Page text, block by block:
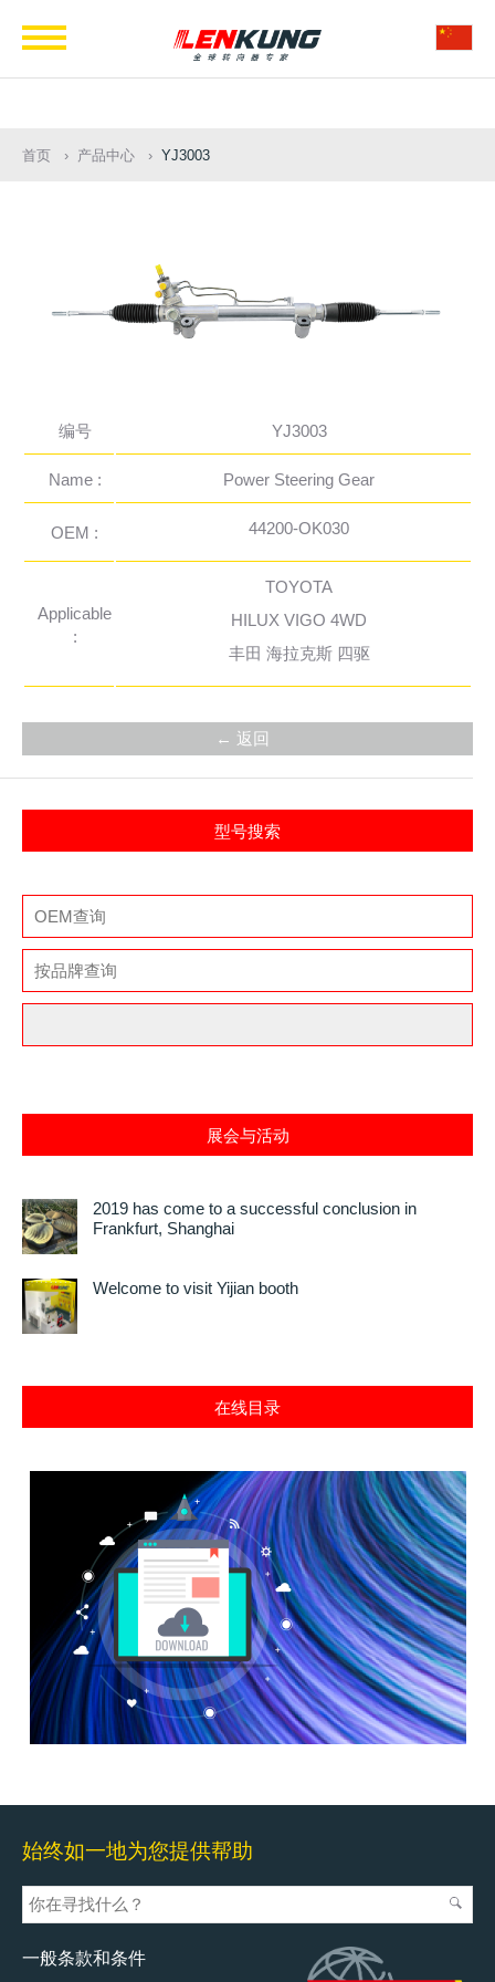
首页 产品中心 YJ3003
编号 YJ3003
Name : Power Steering Gear
OEM : 44200-OK030
Applicable
:
TOYOTA
HILUX VIGO 4WD
丰田 海拉克斯 四驱
← 返回
型号搜索
展会与活动
2019 has come to a successful conclusion in
Frankfurt, Shanghai
Welcome to visit Yijian booth
在线目录
始终如一地为您提供帮助
一般条款和条件